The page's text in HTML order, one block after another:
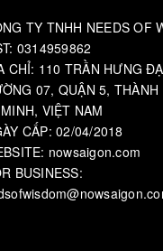
TY TNHH NEEDS OF
0314959862
CHỈ: 110 TRẦN HƯNG
07, QUẬN 5, THÀNH
VIỆT NAM
CẤP: 02/04/2018
nowsaigon.com
BUSINESS: